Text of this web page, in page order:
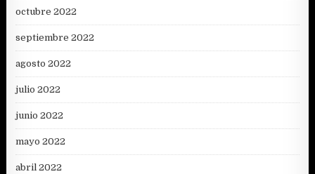
octubre 2022
septiembre 2022
agosto 2022
julio 2022
junio 2022
mayo 2022
abril 2022